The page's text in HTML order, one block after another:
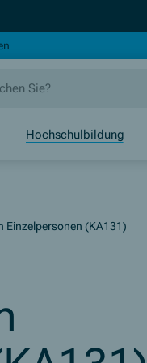
Hochschulbildung
Einzelpersonen (KA131)